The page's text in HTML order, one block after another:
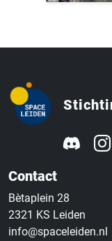
Contact
Bètaplein 28
2321 KS Leiden
info@spaceleiden.nl